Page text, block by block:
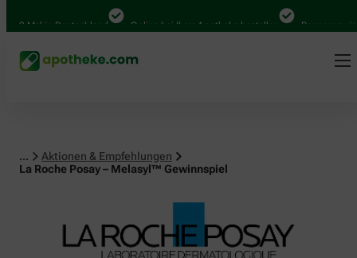
in Deutschland Online bei Ihrer Apotheke bestellen Bequem zwischen
...
Aktionen & Empfehlungen
La Roche Posay – Melasyl™ Gewinnspiel